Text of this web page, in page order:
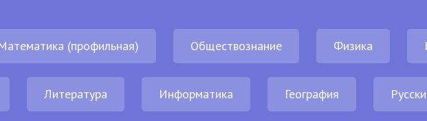
(профильная) Обществознание Физика
Литература Информатика География